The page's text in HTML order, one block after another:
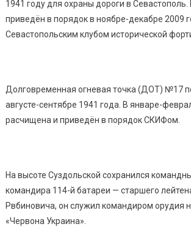
1941 году для охраны дороги в
приведён в порядок в ноябре-декабре 2009
Севастопольским клубом исторической
Долговременная огневая точка (ДОТ) №17
августе-сентябре 1941 года. В январе-
расчищена и приведён в порядок СКИФом.
На высоте Суздольской сохранился
командира 114-й батареи — старшего
Рвбиновича, он служил командиром орудия
«Червона Украина».